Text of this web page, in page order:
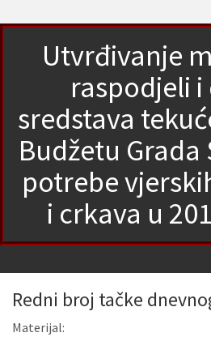
Utvrđivanje
raspodjeli
sredstava
Budžetu Grada
potrebe
i crkava u
Redni broj tačke
Materijal: